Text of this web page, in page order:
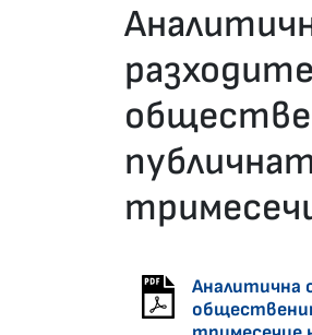
Аналитична